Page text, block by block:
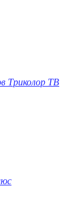
Триколор ТВ